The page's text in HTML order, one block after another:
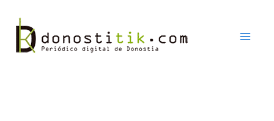
contenido